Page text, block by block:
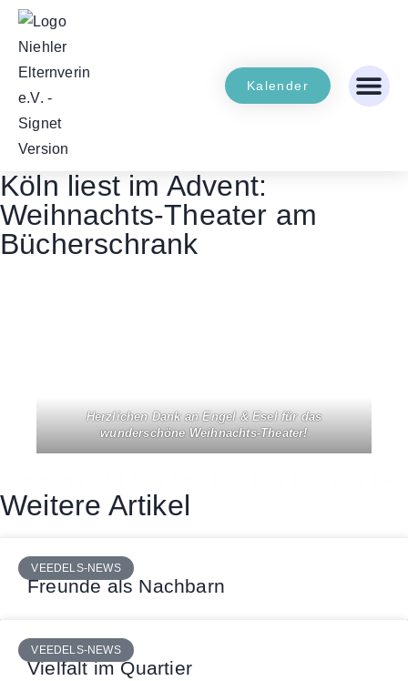
Kalender
Köln liest im Advent:
Weihnachts-Theater am
Bücherschrank
Herzlichen Dank an Engel & Esel für das
wunderschöne Weihnachts-Theater!
Weitere Artikel
VEEDELS-NEWS
Freunde als Nachbarn
VEEDELS-NEWS
Vielfalt im Quartier